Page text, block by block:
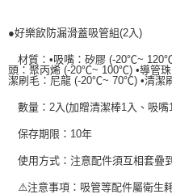
●好樂飲防漏滑蓋吸管組(2入)
材質：•吸嘴：矽膠 (-20℃~
頭：聚丙烯 (-20℃~ 100℃) •導管
潔刷毛：尼龍 (-20℃~ 70℃) •清潔
數量：2入(加贈清潔棒1入、吸嘴
保存期限：10年
使用方式：注意配件須互相套疊
⚠️注意事項：吸管等配件屬衛生